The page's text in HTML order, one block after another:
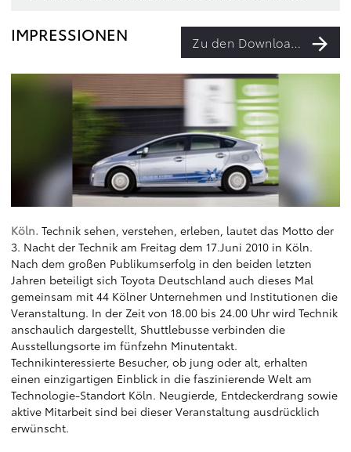
IMPRESSIONEN Zu den Downloads
Köln. Technik sehen, verstehen, erleben, lautet das Motto der
3. Nacht der Technik am Freitag dem 17.Juni 2010 in Köln.
Nach dem großen Publikumserfolg in den beiden letzten
Jahren beteiligt sich Toyota Deutschland auch dieses Mal
gemeinsam mit 44 Kölner Unternehmen und Institutionen die
Veranstaltung. In der Zeit von 18.00 bis 24.00 Uhr wird Technik
anschaulich dargestellt, Shuttlebusse verbinden die
Ausstellungsorte im fünfzehn Minutentakt.
Technikinteressierte Besucher, ob jung oder alt, erhalten
einen einzigartigen Einblick in die faszinierende Welt am
Technologie-Standort Köln. Neugierde, Entdeckerdrang sowie
aktive Mitarbeit sind bei dieser Veranstaltung ausdrücklich
erwünscht.